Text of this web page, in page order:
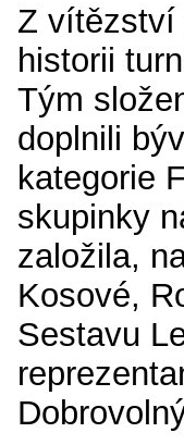
Z vítězství
historii
Tým
doplnili
kategorie
skupinky
založila,
Kosové,
Sestavu